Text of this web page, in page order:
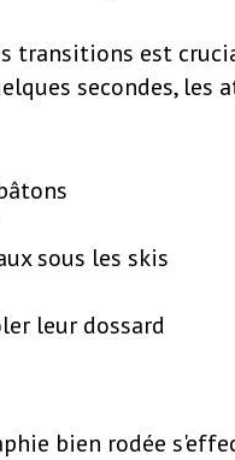
transitions est
secondes, les
sous les skis
leur dossard
bien rodée